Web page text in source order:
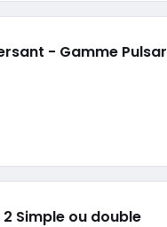
- Gamme Pulsar
2 Simple ou double